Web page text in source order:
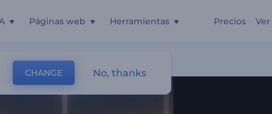
Páginas web Herramientas Precios Ver
CHANGE No, thanks